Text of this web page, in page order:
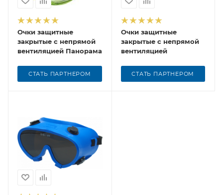
Очки защитные
закрытые с непрямой
вентиляцией Панорама
СТАТЬ ПАРТНЕРОМ
Очки защитные
закрытые с непрямой
вентиляцией
СТАТЬ ПАРТНЕРОМ